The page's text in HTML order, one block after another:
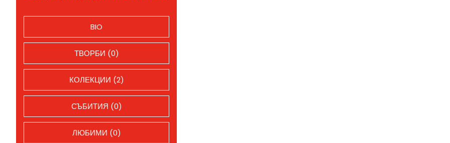
BIO
ТВОРБИ (0)
КОЛЕКЦИИ (2)
СЪБИТИЯ (0)
ЛЮБИМИ (0)